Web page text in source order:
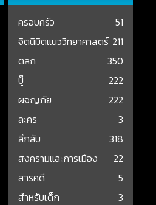
ครอบครัว
51
จิตนิมิตแนววิทยาศาสตร์ 211
ตลก
350
บู๊
222
ผจญภัย
222
ละคร
3
ลึกลับ
318
สงครามและการเมือง
22
สารคดี
5
สำหรับเด็ก
3